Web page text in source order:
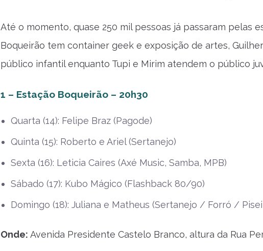
Até o momento, quase 250 mil pessoas já passaram pelas
Boqueirão tem container geek e exposição de artes,
público infantil enquanto Tupi e Mirim atendem o público
1 – Estação Boqueirão – 20h30
Quarta (14): Felipe Braz (Pagode)
Quinta (15): Roberto e Ariel (Sertanejo)
Sexta (16): Leticia Caires (Axé Music, Samba, MPB)
Sábado (17): Kubo Mágico (Flashback 80/90)
Domingo (18): Juliana e Matheus (Sertanejo / Forró /
Onde: Avenida Presidente Castelo Branco, altura da Rua